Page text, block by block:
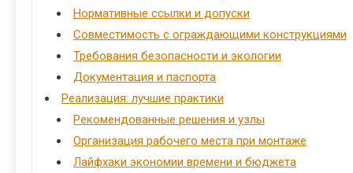
Нормативные ссылки и допуски
Совместимость с ограждающими конструкциями
Требования безопасности и экологии
Документация и паспорта
Реализация: лучшие практики
Рекомендованные решения и узлы
Организация рабочего места при монтаже
Лайфхаки экономии времени и бюджета